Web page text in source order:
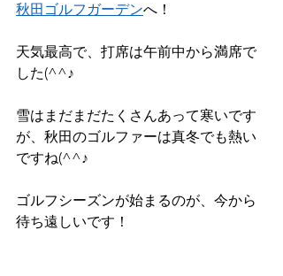
秋田ゴルフガーデンへ！
天気最高で、打席は午前中から満席で
した(^^♪
雪はまだまだたくさんあって寒いです
が、秋田のゴルファーは真冬でも熱い
ですね(^^♪
ゴルフシーズンが始まるのが、今から
待ち遠しいです！